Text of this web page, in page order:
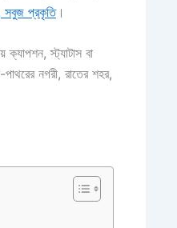
সবুজ প্রকৃতি।
স্ট্যাটাস বা
নগরী, রাতের শহর,